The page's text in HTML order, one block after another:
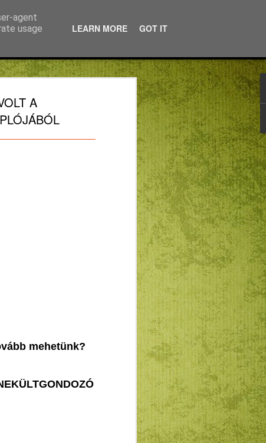
A
mehetünk?
agent
usage
LEARN MORE GOT IT
-- METAFIZIKA
sajnálatosan és olykor
felekezeti, sőt még kisebb
volt vezetőjeként
feltérképezéséhez.